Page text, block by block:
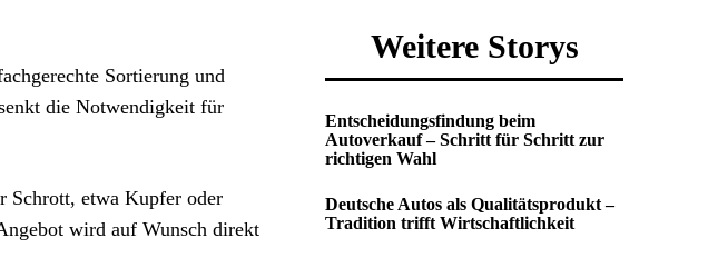
Sortierung und
die Notwendigkeit für
Schrott, etwa Kupfer oder
wird auf Wunsch direkt
Weitere Storys
Entscheidungsfindung beim
Autoverkauf – Schritt für Schritt zur
richtigen Wahl
Deutsche Autos als Qualitätsprodukt –
Tradition trifft Wirtschaftlichkeit